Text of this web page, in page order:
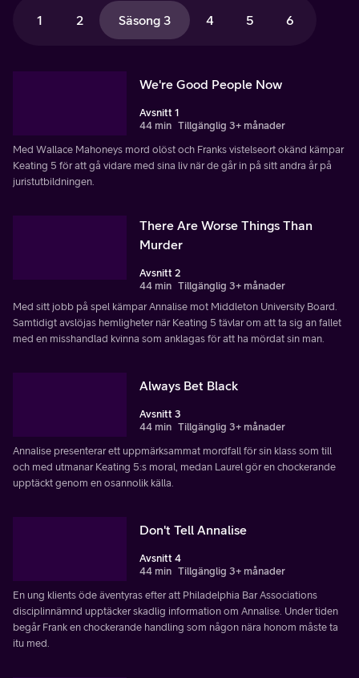
1 2 Säsong 3 4 5 6
We're Good People Now
Avsnitt 1
44 min Tillgänglig 3+ månader
Med Wallace Mahoneys mord olöst och Franks vistelseort okänd kämpar
Keating 5 för att gå vidare med sina liv när de går in på sitt andra år på
juristutbildningen.
There Are Worse Things Than
Murder
Avsnitt 2
44 min Tillgänglig 3+ månader
Med sitt jobb på spel kämpar Annalise mot Middleton University Board.
Samtidigt avslöjas hemligheter när Keating 5 tävlar om att ta sig an fallet
med en misshandlad kvinna som anklagas för att ha mördat sin man.
Always Bet Black
Avsnitt 3
44 min Tillgänglig 3+ månader
Annalise presenterar ett uppmärksammat mordfall för sin klass som till
och med utmanar Keating 5:s moral, medan Laurel gör en chockerande
upptäckt genom en osannolik källa.
Don't Tell Annalise
Avsnitt 4
44 min Tillgänglig 3+ månader
En ung klients öde äventyras efter att Philadelphia Bar Associations
disciplinnämnd upptäcker skadlig information om Annalise. Under tiden
begår Frank en chockerande handling som någon nära honom måste ta
itu med.